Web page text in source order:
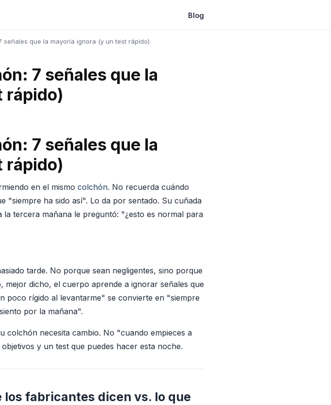
Blog
señales que la mayoría ignora (y un test rápido)
7 señales que la
rápido)
7 señales que la
rápido)
en el mismo colchón. No recuerda cuándo
"siempre ha sido así". Lo da por sentado. Su cuñada
tercera mañana le preguntó: "¿esto es normal para
tarde. No porque sean negligentes, sino porque
dicho, el cuerpo aprende a ignorar señales que
poco rígido al levantarme" se convierte en "siempre
por la mañana".
colchón necesita cambio. No "cuando empieces a
y un test que puedes hacer esta noche.
fabricantes dicen vs. lo que